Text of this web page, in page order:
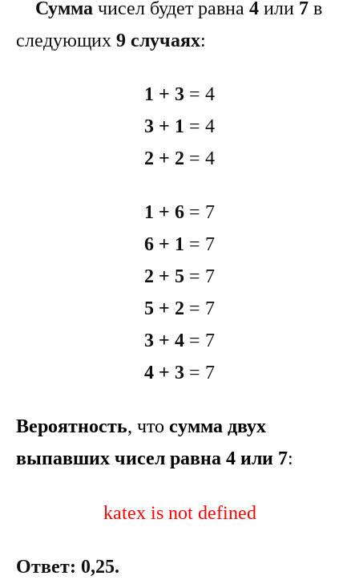
Сумма чисел будет равна 4 или 7 в
следующих 9 случаях:
1 + 3 = 4
3 + 1 = 4
2 + 2 = 4
1 + 6 = 7
6 + 1 = 7
2 + 5 = 7
5 + 2 = 7
3 + 4 = 7
4 + 3 = 7
Вероятность, что сумма двух
выпавших чисел равна 4 или 7:
katex is not defined
Ответ: 0,25.